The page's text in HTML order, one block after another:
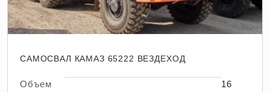
САМОСВАЛ КАМАЗ 65222 ВЕЗДЕХОД
Объем
16